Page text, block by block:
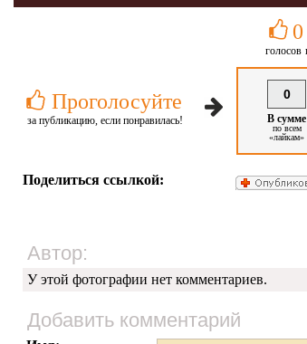
Проголосуйте
за публикацию, если понравилась!
0
голосов
0
В сумме
по всем
«лайкам»
Поделиться ссылкой:
Автор:
У этой фотографии нет комментариев.
Добавить комментарий